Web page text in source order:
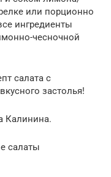
или порционно
ингредиенты
чесночной
салата с
застолья!
Калинина.
салаты